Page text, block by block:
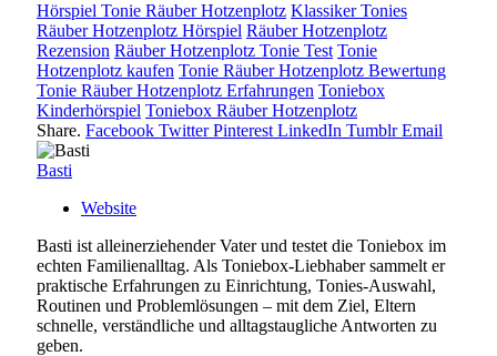
Hörspiel Tonie Räuber Hotzenplotz Klassiker Tonies
Räuber Hotzenplotz Hörspiel Räuber Hotzenplotz
Rezension Räuber Hotzenplotz Tonie Test Tonie
Hotzenplotz kaufen Tonie Räuber Hotzenplotz Bewertung
Tonie Räuber Hotzenplotz Erfahrungen Toniebox
Kinderhörspiel Toniebox Räuber Hotzenplotz
Share. Facebook Twitter Pinterest LinkedIn Tumblr Email
Basti
Website
Basti ist alleinerziehender Vater und testet die Toniebox im
echten Familienalltag. Als Toniebox-Liebhaber sammelt er
praktische Erfahrungen zu Einrichtung, Tonies-Auswahl,
Routinen und Problemlösungen – mit dem Ziel, Eltern
schnelle, verständliche und alltagstaugliche Antworten zu
geben.